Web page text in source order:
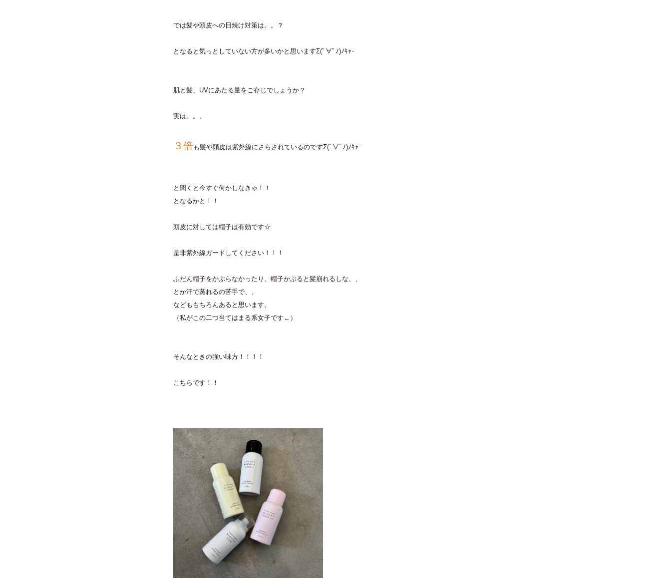
では髪や頭皮への日焼け対策は。。？
となると気っとしていない方が多いかと思いますΣ(ﾟ∀ﾟﾉ)ﾉｷｬｰ
肌と髪、UVにあたる量をご存じでしょうか？
実は。。。
３倍も髪や頭皮は紫外線にさらされているのですΣ(ﾟ∀ﾟﾉ)ﾉｷｬｰ
と聞くと今すぐ何かしなきゃ！！
となるかと！！
頭皮に対しては帽子は有効です☆
是非紫外線ガードしてください！！！
ふだん帽子をかぶらなかったり、帽子かぶると髪崩れるしな、、
とか汗で蒸れるの苦手で、、
などももちろんあると思います。
（私がこの二つ当てはまる系女子です←）
そんなときの強い味方！！！！
こちらです！！